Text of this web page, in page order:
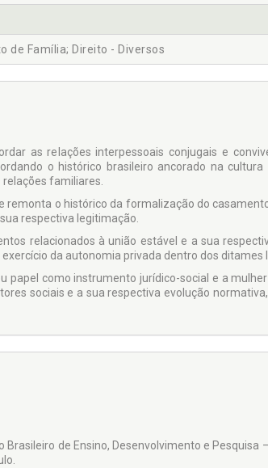
de Família; Direito - Diversos
as relações interpessoais conjugais e
o histórico brasileiro ancorado na
relações familiares.
remonta o histórico da formalização do
respectiva legitimação.
relacionados à união estável e a sua
da autonomia privada dentro dos ditames
papel como instrumento jurídico-social e a
sociais e a sua respectiva evolução
de Ensino, Desenvolvimento e Pesquisa